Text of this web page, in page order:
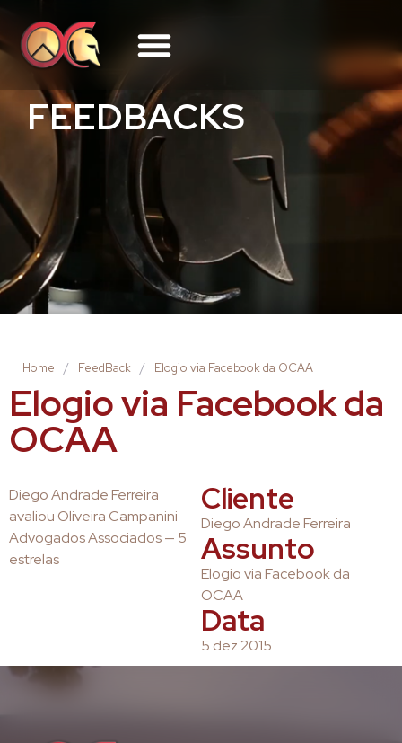
FEEDBACKS
Home / FeedBack / Elogio via Facebook da OCAA
Elogio via Facebook da
OCAA
Diego Andrade Ferreira
avaliou Oliveira Campanini
Advogados Associados — 5
estrelas
Cliente
Diego Andrade Ferreira
Assunto
Elogio via Facebook da
OCAA
Data
5 dez 2015